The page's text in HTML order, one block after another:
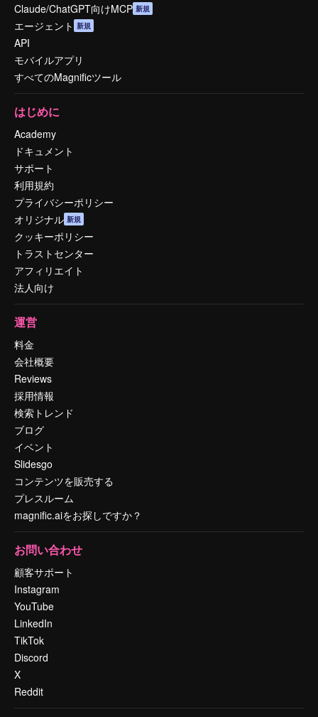
Claude/ChatGPT向けMCP 新規
エージェント 新規
API
モバイルアプリ
すべてのMagnificツール
はじめに
Academy
ドキュメント
サポート
利用規約
プライバシーポリシー
オリジナル 新規
クッキーポリシー
トラストセンター
アフィリエイト
法人向け
運営
料金
会社概要
Reviews
採用情報
検索トレンド
ブログ
イベント
Slidesgo
コンテンツを販売する
プレスルーム
magnific.aiをお探しですか？
お問い合わせ
顧客サポート
Instagram
YouTube
LinkedIn
TikTok
Discord
X
Reddit